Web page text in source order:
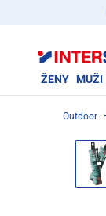
ŽENY MUŽI
Outdoor